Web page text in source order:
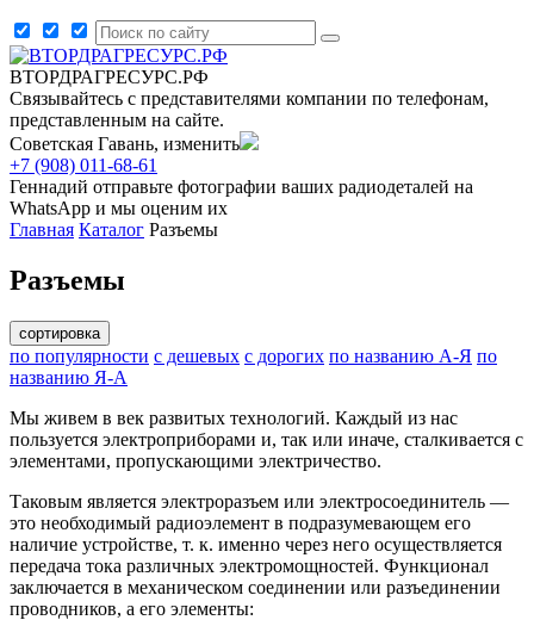
ВТОРДРАГРЕСУРС.РФ
Связывайтесь с представителями компании по телефонам,
представленным на сайте.
Советская Гавань, изменить
+7 (908) 011-68-61
Геннадий отправьте фотографии ваших радиодеталей на
WhatsApp и мы оценим их
Главная Каталог Разъемы
Разъемы
сортировка
по популярности с дешевых с дорогих по названию А-Я по
названию Я-А
Мы живем в век развитых технологий. Каждый из нас
пользуется электроприборами и, так или иначе, сталкивается с
элементами, пропускающими электричество.
Таковым является электроразъем или электросоединитель —
это необходимый радиоэлемент в подразумевающем его
наличие устройстве, т. к. именно через него осуществляется
передача тока различных электромощностей. Функционал
заключается в механическом соединении или разъединении
проводников, а его элементы: